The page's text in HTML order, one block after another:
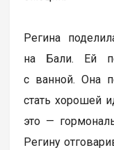
Регина
на Бали. Ей
с ванной. Она
стать хорошей
это —
Регину